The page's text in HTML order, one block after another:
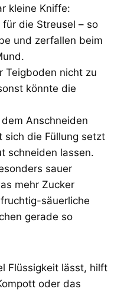
kleine Kniffe:
die Streusel – so
und zerfallen beim
Teigboden nicht zu
könnte die
Anschneiden
die Füllung setzt
schneiden lassen.
sauer
mehr Zucker
säuerliche
gerade so
Flüssigkeit lässt, hilft
oder das